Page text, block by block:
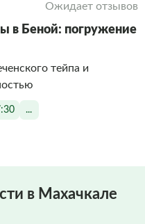
Ожидает отзывов
в Беной: погружение
тейпа и
...
в Махачкале